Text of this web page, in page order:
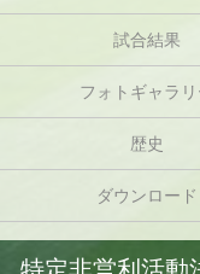
試合結果
フォトギャラ
歴史
ダウンロード